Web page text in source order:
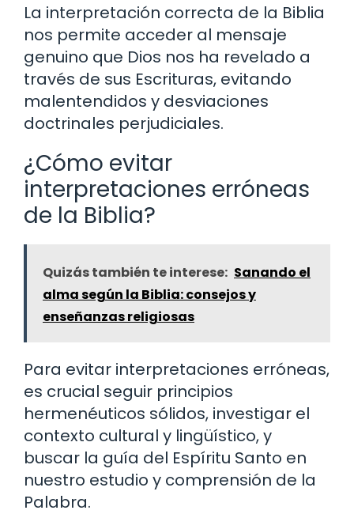
La interpretación correcta de la Biblia
nos permite acceder al mensaje
genuino que Dios nos ha revelado a
través de sus Escrituras, evitando
malentendidos y desviaciones
doctrinales perjudiciales.
¿Cómo evitar
interpretaciones erróneas
de la Biblia?
Quizás también te interese: Sanando el
alma según la Biblia: consejos y
enseñanzas religiosas
Para evitar interpretaciones erróneas,
es crucial seguir principios
hermenéuticos sólidos, investigar el
contexto cultural y lingüístico, y
buscar la guía del Espíritu Santo en
nuestro estudio y comprensión de la
Palabra.